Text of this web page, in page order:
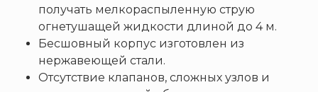
получать мелкораспыленную струю
огнетушащей жидкости длиной до 4 м.
Бесшовный корпус изготовлен из
нержавеющей стали.
Отсутствие клапанов, сложных узлов и